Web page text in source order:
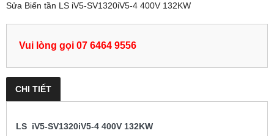
Sửa Biến tần LS iV5-SV1320iV5-4 400V 132KW
Vui lòng gọi 07 6464 9556
CHI TIẾT
LS iV5-SV1320iV5-4 400V 132KW